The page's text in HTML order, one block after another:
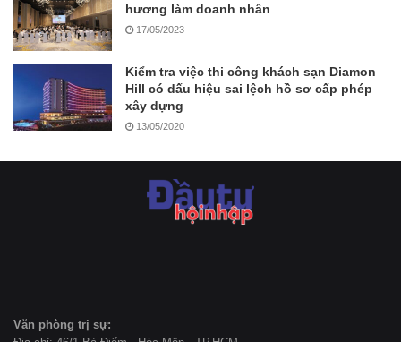
hương làm doanh nhân
17/05/2023
Kiểm tra việc thi công khách sạn Diamon
Hill có dấu hiệu sai lệch hồ sơ cấp phép
xây dựng
13/05/2020
Văn phòng trị sự: